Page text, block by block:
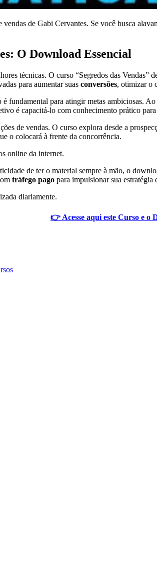
de Gabi Cervantes. Se você busca
O Download Essencial
técnicas. O curso “Segredos das
para aumentar suas conversões, otimizar o
fundamental para atingir metas ambiciosas.
é capacitá-lo com conhecimento prático
de vendas. O curso explora desde a
o colocará à frente da concorrência.
online da internet.
de ter o material sempre à mão, o
tráfego pago para impulsionar sua estratégia
diariamente.
👉 Acesse aqui este Curso e o